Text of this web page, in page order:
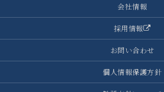
会社情報
採用情報
お問い合わせ
個人情報保護方針